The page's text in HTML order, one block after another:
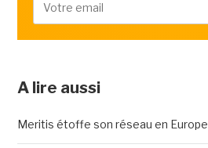
A lire aussi
Meritis étoffe son réseau en Europe